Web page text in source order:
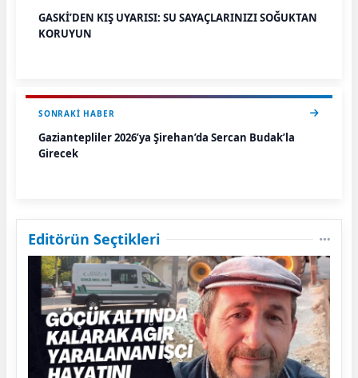
GASKİ’DEN KIŞ UYARISI: SU SAYAÇLARINIZI SOĞUKTAN
KORUYUN
SONRAKI HABER
Gaziantepliler 2026’ya Şirehan’da Sercan Budak’la
Girecek
Editörün Seçtikleri